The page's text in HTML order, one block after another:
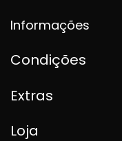
Informações
Condições
Extras
Loja